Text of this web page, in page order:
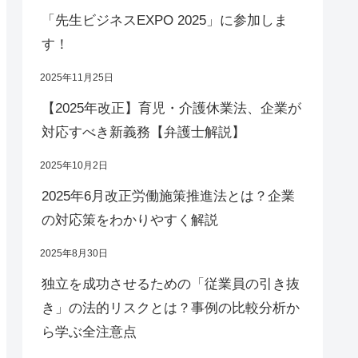
「先生ビジネスEXPO 2025」に参加しま
す！
2025年11月25日
【2025年改正】育児・介護休業法、企業が
対応すべき新義務【弁護士解説】
2025年10月2日
2025年6月改正労働施策推進法とは？企業
の対応策をわかりやすく解説
2025年8月30日
独立を成功させるための「従業員の引き抜
き」の法的リスクとは？事例の比較分析か
ら学ぶ全注意点